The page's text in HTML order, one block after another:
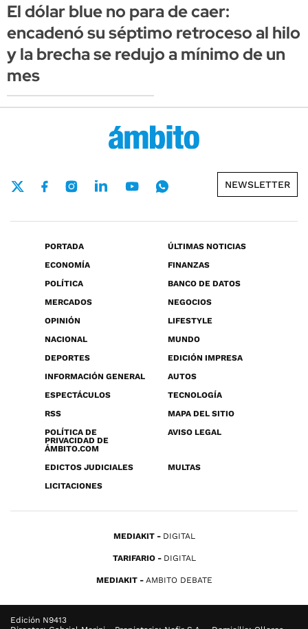
El dólar blue no para de caer:
encadenó su séptimo retroceso al hilo
y la brecha se redujo a mínimo de un
mes
NEWSLETTER
PORTADA
ÚLTIMAS NOTICIAS
ECONOMÍA
FINANZAS
POLÍTICA
BANCO DE DATOS
MERCADOS
NEGOCIOS
OPINIÓN
LIFESTYLE
NACIONAL
MUNDO
DEPORTES
EDICIÓN IMPRESA
INFORMACIÓN GENERAL
AUTOS
ESPECTÁCULOS
TECNOLOGÍA
RSS
MAPA DEL SITIO
POLÍTICA DE
PRIVACIDAD DE
ÁMBITO.COM
AVISO LEGAL
EDICTOS JUDICIALES
MULTAS
LICITACIONES
MEDIAKIT DIGITAL
TARIFARIO DIGITAL
MEDIAKIT AMBITO DEBATE
Edición N9413